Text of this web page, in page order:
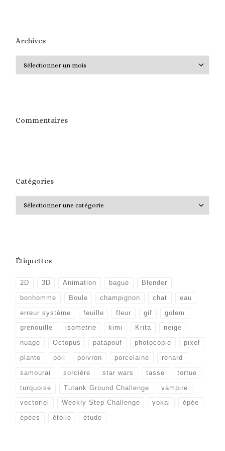
Archives
Commentaires
Catégories
Étiquettes
2D 3D Animation bague Blender
bonhomme Boule champignon chat eau
erreur système feuille fleur gif golem
grenouille isometrie kimi Krita neige
nuage Octopus patapouf photocopie pixel
plante poil poivron porcelaine renard
samourai sorcière star wars tasse tortue
turquoise Tutank Ground Challenge vampire
vectoriel Weekly Step Challenge yokai épée
épées étoile étude